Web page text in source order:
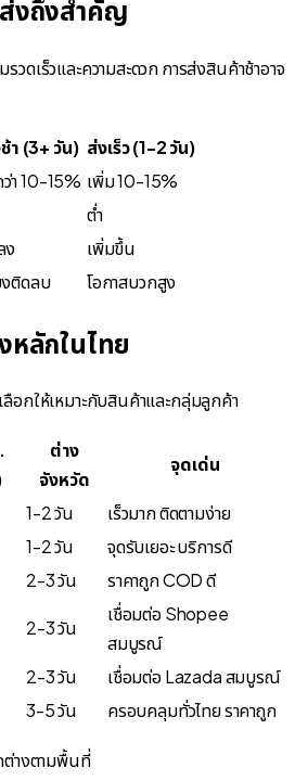
ส่งถึงสำคัญ
วดเร็วและความสะดวก การส่งสินค้าช้าอาจ
า (3+ วัน) ส่งเร็ว (1-2 วัน)
า 10-15% เพิ่ม 10-15%
ต่ำ
ง
เพิ่มขึ้น
งติดลบ โอกาสบวกสูง
หลักในไทย
อกให้เหมาะกับสินค้าและกลุ่มลูกค้า
ต่าง
จังหวัด
จุดเด่น
1-2 วัน
เร็วมาก ติดตามง่าย
1-2 วัน
จุดรับเยอะ บริการดี
2-3 วัน
ราคาถูก COD ดี
2-3 วัน
เชื่อมต่อ Shopee
สมบูรณ์
2-3 วัน
เชื่อมต่อ Lazada สมบูรณ์
3-5 วัน ครอบคลุมทั่วไทย ราคาถูก
ต่างตามพื้นที่